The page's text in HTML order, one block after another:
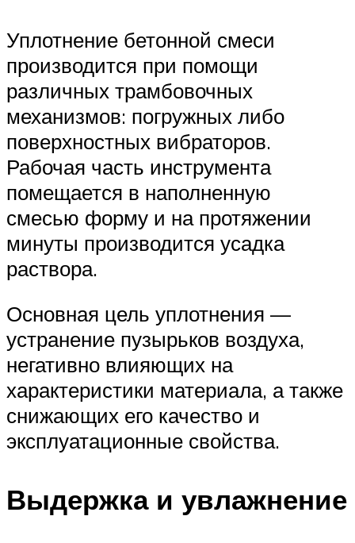
Уплотнение бетонной смеси
производится при помощи
различных трамбовочных
механизмов: погружных либо
поверхностных вибраторов.
Рабочая часть инструмента
помещается в наполненную
смесью форму и на протяжении
минуты производится усадка
раствора.
Основная цель уплотнения —
устранение пузырьков воздуха,
негативно влияющих на
характеристики материала, а также
снижающих его качество и
эксплуатационные свойства.
Выдержка и увлажнение